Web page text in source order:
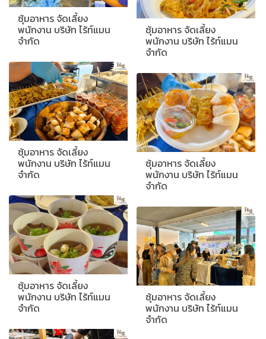
ซุ้มอาหาร จัดเลี้ยง
พนักงาน บริษัท ไร้ท์แมน
จำกัด
ซุ้มอาหาร จัดเลี้ยง
พนักงาน บริษัท ไร้ท์แมน
จำกัด
ซุ้มอาหาร จัดเลี้ยง
พนักงาน บริษัท ไร้ท์แมน
จำกัด
ซุ้มอาหาร จัดเลี้ยง
พนักงาน บริษัท ไร้ท์แมน
จำกัด
ซุ้มอาหาร จัดเลี้ยง
พนักงาน บริษัท ไร้ท์แมน
จำกัด
ซุ้มอาหาร จัดเลี้ยง
พนักงาน บริษัท ไร้ท์แมน
จำกัด